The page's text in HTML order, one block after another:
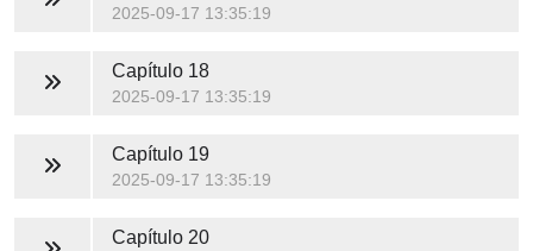
2025-09-17 13:35:19
Capítulo 18
2025-09-17 13:35:19
Capítulo 19
2025-09-17 13:35:19
Capítulo 20